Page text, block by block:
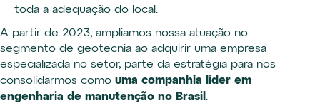
toda a adequação do local.
A partir de 2023, ampliamos nossa atuação no
segmento de geotecnia ao adquirir uma empresa
especializada no setor, parte da estratégia para nos
consolidarmos como uma companhia líder em
engenharia de manutenção no Brasil .